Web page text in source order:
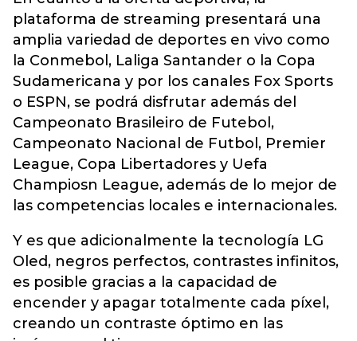
plataforma de streaming presentará una
amplia variedad de deportes en vivo como
la Conmebol, Laliga Santander o la Copa
Sudamericana y por los canales Fox Sports
o ESPN, se podrá disfrutar además del
Campeonato Brasileiro de Futebol,
Campeonato Nacional de Futbol, Premier
League, Copa Libertadores y Uefa
Champiosn League, además de lo mejor de
las competencias locales e internacionales.
Y es que adicionalmente la tecnología LG
Oled, negros perfectos, contrastes infinitos,
es posible gracias a la capacidad de
encender y apagar totalmente cada píxel,
creando un contraste óptimo en las